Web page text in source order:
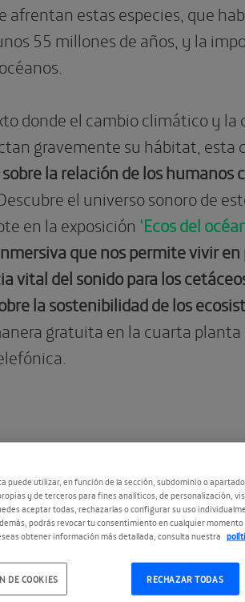
afrentan estas especies, que
55 millones de años, y la
donde el cambio climático y
gravemente su hábitat, esta
la relación de los humanos
Descubre el universo sonoro de
en la exposición ‘Ecos del
que nos permite vivir
vital del sonido para los
la sostenibilidad de los
gratuita en la cuarta planta
sobre las
ballenas son
puede utilizar, en función de la sección, subdominio o
y de terceros para fines analíticos, de personalización,
aceptar todas, rechazarlas o configurar su uso
podrás revocar tu consentimiento en cualquier momento
obtener información más detallada, consulta nuestra
RECHAZAR TODAS
DE COOKIES